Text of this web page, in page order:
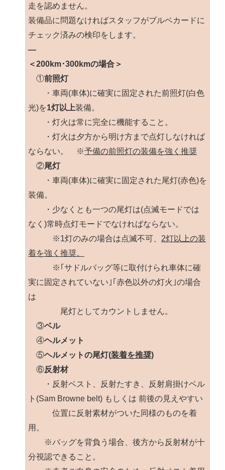
走を認めません。
装備品に問題なければスタッフがブルベカードに
チェック済みの検印をします。
—
＜200km･300kmの場合＞
①前照灯
・車両(車体)に確実に固定された前照灯(白色
光)を1灯以上装備。
・灯火は常に完全に機能すること。
・灯火は夕方から明け方まで点灯しなければ
ならない。 ※予備の前照灯の装備を強く推奨
②尾灯
・車両(車体)に確実に固定された尾灯(赤色)を
装備。
・少なくとも一つの尾灯は(点滅モードでは
なく)常時点灯モードでなければならない。
※1灯のみの場合は点滅不可、 2灯以上の装
着を強く推奨。
※｢サドルバッグ等に取付けられ車体に確
実に固定されていない｣｢赤色以外の灯火｣の場合
は
尾灯としてカウントしません。
③ベル
④ヘルメット
⑤ヘルメットの尾灯(装着を推奨)
⑥反射材
・反射ベスト、反射たすき、反射肩掛けベル
ト(Sam Browne belt) もしくは 前後の見えやすい
位置に反射素材がついた同様のものを着
用。
※バッグを背負う場合、後方から反射材が十
分視認できること。